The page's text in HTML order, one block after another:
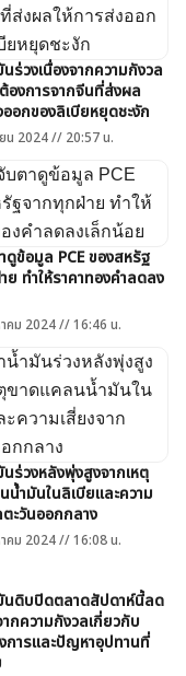
นร่วงเนื่องจากความกังวล
องการจากจีนที่ส่งผล
ออกของลิเบียหยุดชะงัก
น 2024 // 20:57 น.
ดูข้อมูล PCE ของสหรัฐ
ย ทำให้ราคาทองคำลดลง
คม 2024 // 16:46 น.
นร่วงหลังพุ่งสูงจากเหตุ
น้ำมันในลิเบียและความ
ตะวันออกกลาง
คม 2024 // 16:08 น.
นดิบปิดตลาดสัปดาห์นี้ลด
ากความกังวลเกี่ยวกับ
การและปัญหาอุปทานที่